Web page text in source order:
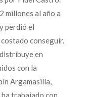
millones al año a
perdió el
conseguir.
en
con la
Argamasilla,
trabajado con